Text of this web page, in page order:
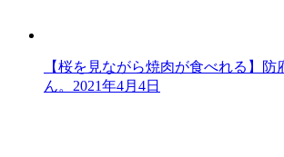
【桜を見ながら焼肉が食べれる】防
ん。 2021年4月4日